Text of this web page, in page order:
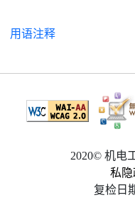
用语注释
2020© 机电
私隐
复检日